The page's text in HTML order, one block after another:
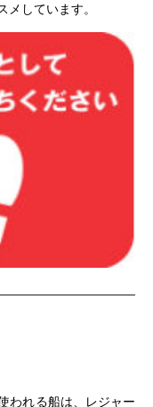
しています。
われる船は、レジャー